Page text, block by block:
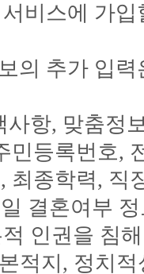
비스에 가
의 추가 입
사항, 맞춤정
민등록번호,
최종학력, 직
결혼여부
인권을 침
적지, 정치